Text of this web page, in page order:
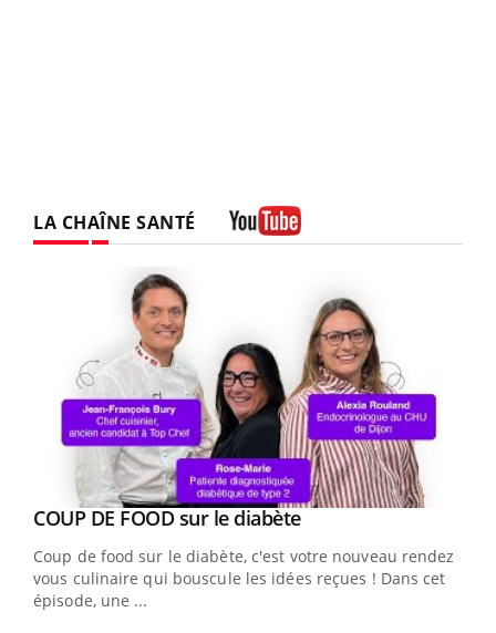
LA CHAÎNE SANTÉ
Youtube
COUP DE FOOD sur le diabèteYoutube
Coup de food sur le diabète, c'est votre nouveau rendez-
vous culinaire qui bouscule les idées reçues ! Dans cet
épisode, une ...